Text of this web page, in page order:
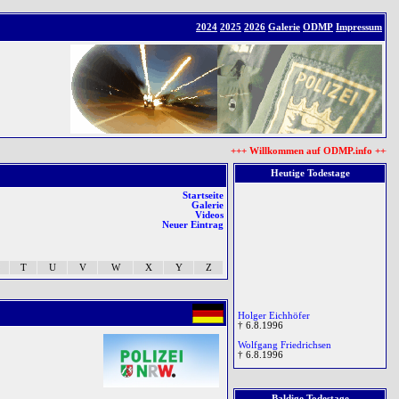
2024 2025 2026 Galerie ODMP Impressum
+++ Willkommen auf ODMP.info +++
Startseite
Galerie
Videos
Neuer Eintrag
T U V W X Y Z
Heutige Todestage
Holger Eichhöfer
† 6.8.1996
Wolfgang Friedrichsen
† 6.8.1996
Birger Nowak